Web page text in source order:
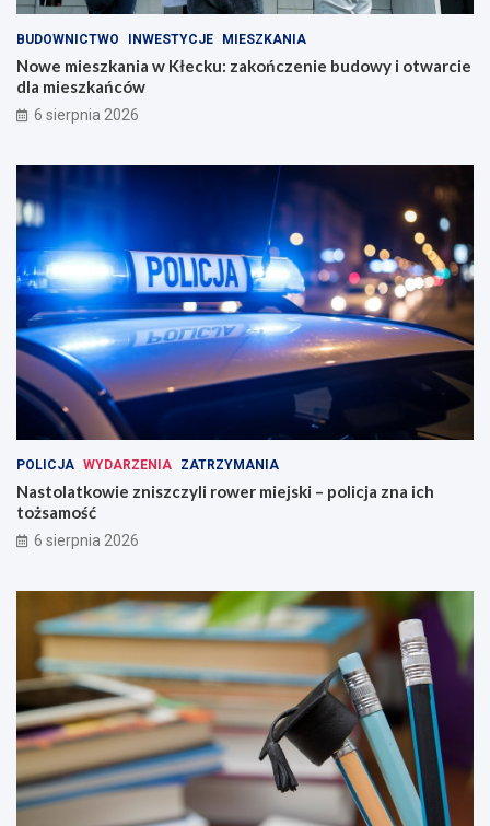
BUDOWNICTWO INWESTYCJE MIESZKANIA
Nowe mieszkania w Kłecku: zakończenie budowy i otwarcie
dla mieszkańców
6 sierpnia 2026
POLICJA WYDARZENIA ZATRZYMANIA
Nastolatkowie zniszczyli rower miejski – policja zna ich
tożsamość
6 sierpnia 2026